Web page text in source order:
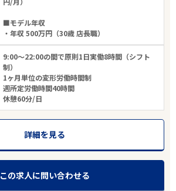
■モデル年収
・年収 500万円（30歳 店長職）
9:00～22:00の間で原則1日実働8時間（シフト
制）
1ヶ月単位の変形労働時間制
週所定労働時間40時間
休憩60分/日
詳細を見る
この求人に問い合わせる